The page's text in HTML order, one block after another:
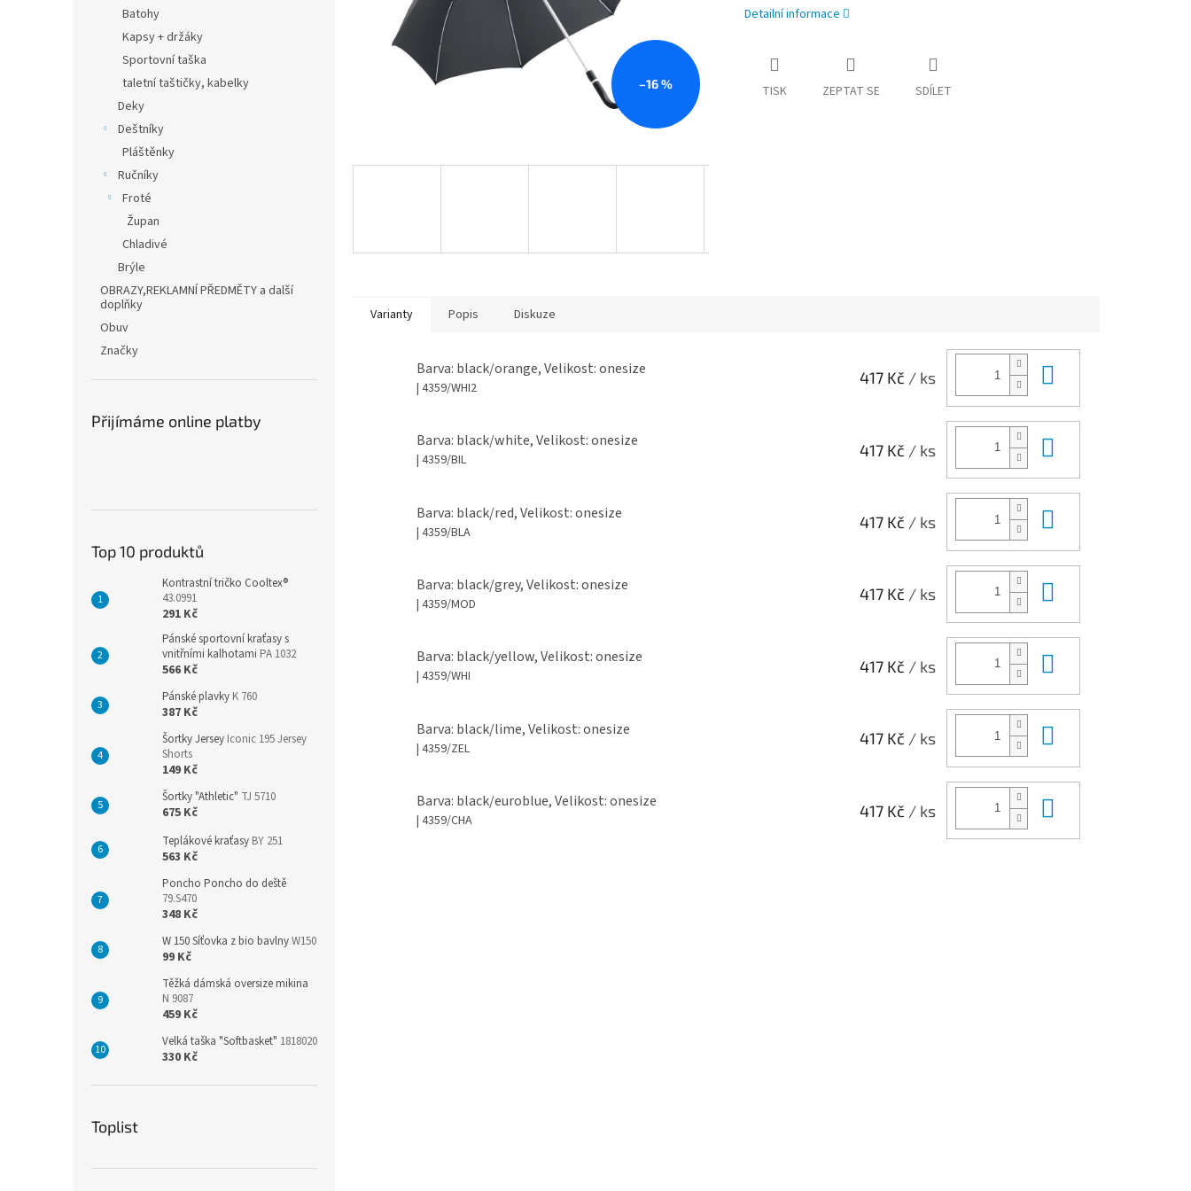
Batohy
Kapsy + držáky
Sportovní taška
taletní taštičky, kabelky
Deky
Deštníky
Pláštěnky
Ručníky
Froté
Župan
Chladivé
Brýle
OBRAZY,REKLAMNÍ PŘEDMĚTY a další
doplňky
Obuv
Značky
Přijímáme online platby
Top 10 produktů
Kontrastní tričko Cooltex®
43.0991
291 Kč
Pánské sportovní kraťasy s
vnitřními kalhotami PA 1032
566 Kč
Pánské plavky K 760
387 Kč
Šortky Jersey Iconic 195 Jersey
Shorts
149 Kč
Šortky "Athletic" TJ 5710
675 Kč
Teplákové kraťasy BY 251
563 Kč
Poncho Poncho do deště
79.S470
348 Kč
W 150 Síťovka z bio bavlnyW150
99 Kč
Těžká dámská oversize mikina
N 9087
459 Kč
Velká taška "Softbasket" 1818020
330 Kč
Toplist
–16 %
Detailní informace
TISK ZEPTAT SE SDÍLET
Varianty Popis Diskuze
Barva: black/orange, Velikost: onesize
| 4359/WHI2
417 Kč / ks
Barva: black/white, Velikost: onesize
| 4359/BIL
417 Kč / ks
Barva: black/red, Velikost: onesize
| 4359/BLA
417 Kč / ks
Barva: black/grey, Velikost: onesize
| 4359/MOD
417 Kč / ks
Barva: black/yellow, Velikost: onesize
| 4359/WHI
417 Kč / ks
Barva: black/lime, Velikost: onesize
| 4359/ZEL
417 Kč / ks
Barva: black/euroblue, Velikost: onesize
| 4359/CHA
417 Kč / ks